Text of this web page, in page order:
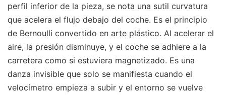
perfil inferior de la pieza, se nota una sutil curvatura
que acelera el flujo debajo del coche. Es el principio
de Bernoulli convertido en arte plástico. Al acelerar el
aire, la presión disminuye, y el coche se adhiere a la
carretera como si estuviera magnetizado. Es una
danza invisible que solo se manifiesta cuando el
velocímetro empieza a subir y el entorno se vuelve